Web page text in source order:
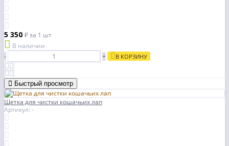
5 350 ₽за 1 шт
В наличии
-
+ В КОРЗИНУ
Быстрый просмотр
Щетка для чистки кошачьих лап
Артикул: -